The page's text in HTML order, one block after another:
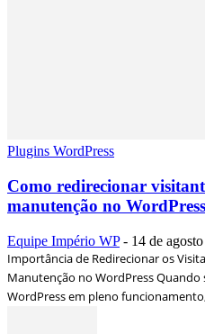
Plugins WordPress
Como redirecionar
manutenção no WordPress
Equipe Império WP - 14 de
Importância de Redirecionar os
Manutenção no WordPress
WordPress em pleno